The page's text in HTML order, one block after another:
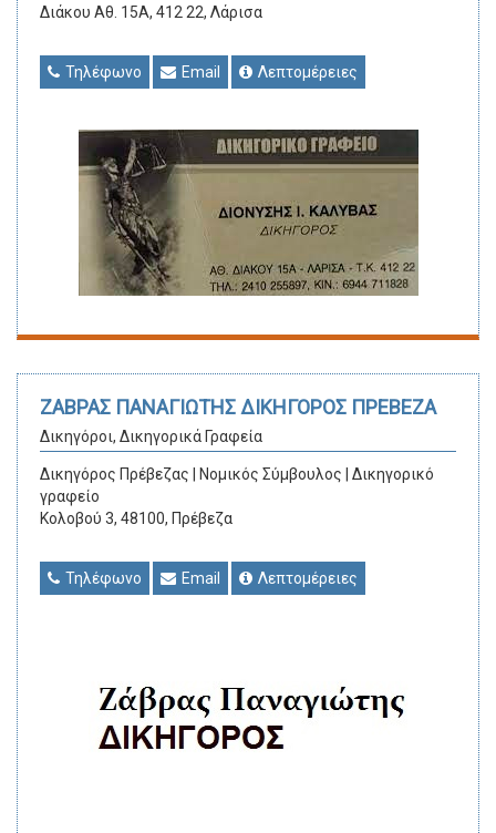
Διάκου Αθ. 15Α, 412 22, Λάρισα
Τηλέφωνο Email Λεπτομέρειες
ΖΑΒΡΑΣ ΠΑΝΑΓΙΩΤΗΣ ΔΙΚΗΓΟΡΟΣ ΠΡΕΒΕΖΑ
Δικηγόροι, Δικηγορικά Γραφεία
Δικηγόρος Πρέβεζας | Νομικός Σύμβουλος | Δικηγορικό
γραφείο
Κολοβού 3, 48100, Πρέβεζα
Τηλέφωνο Email Λεπτομέρειες